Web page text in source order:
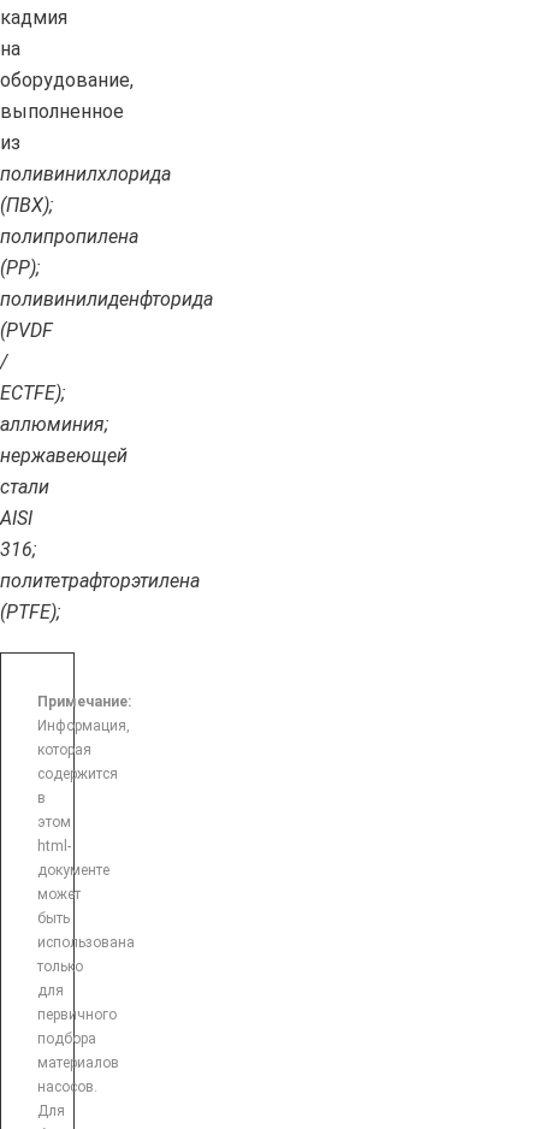
кадмия
на
оборудование,
выполненное
из
поливинилхлорида
(ПВХ);
полипропилена
(PP);
поливинилиденфторида
(PVDF
/
ECTFE);
аллюминия;
нержавеющей
стали
AISI
316;
политетрафторэтилена
(PTFE);
Примечание:
Информация,
которая
содержится
в
этом
html-
документе
может
быть
использована
только
для
первичного
подбора
материалов
насосов.
Для